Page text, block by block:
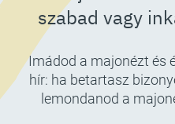
szabad vagy
Imádod a majonézt és
hír: ha betartasz
lemondanod a